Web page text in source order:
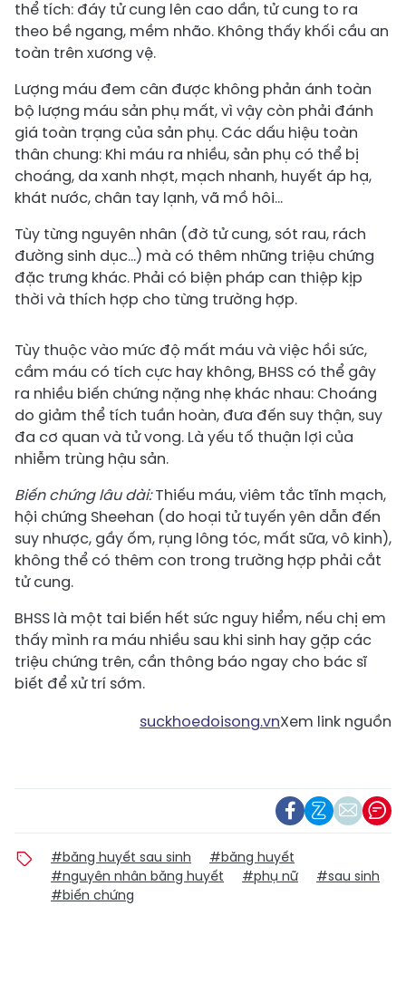
thể tích: đáy tử cung lên cao dần, tử cung to ra
theo bề ngang, mềm nhão. Không thấy khối cầu an
toàn trên xương vệ.
Lượng máu đem cân được không phản ánh toàn
bộ lượng máu sản phụ mất, vì vậy còn phải đánh
giá toàn trạng của sản phụ. Các dấu hiệu toàn
thân chung: Khi máu ra nhiều, sản phụ có thể bị
choáng, da xanh nhợt, mạch nhanh, huyết áp hạ,
khát nước, chân tay lạnh, vã mồ hôi...
Tùy từng nguyên nhân (đờ tử cung, sót rau, rách
đường sinh dục...) mà có thêm những triệu chứng
đặc trưng khác. Phải có biện pháp can thiệp kịp
thời và thích hợp cho từng trường hợp.
Tùy thuộc vào mức độ mất máu và việc hồi sức,
cầm máu có tích cực hay không, BHSS có thể gây
ra nhiều biến chứng nặng nhẹ khác nhau: Choáng
do giảm thể tích tuần hoàn, đưa đến suy thận, suy
đa cơ quan và tử vong. Là yếu tố thuận lợi của
nhiễm trùng hậu sản.
Biến chứng lâu dài:Thiếu máu, viêm tắc tĩnh mạch,
hội chứng Sheehan (do hoại tử tuyến yên dẫn đến
suy nhược, gầy ốm, rụng lông tóc, mất sữa, vô kinh),
không thể có thêm con trong trường hợp phải cắt
tử cung.
BHSS là một tai biến hết sức nguy hiểm, nếu chị em
thấy mình ra máu nhiều sau khi sinh hay gặp các
triệu chứng trên, cần thông báo ngay cho bác sĩ
biết để xử trí sớm.
suckhoedoisong.vnXem link nguồn
#băng huyết sau sinh
#băng huyết
#nguyên nhân băng huyết
#phụ nữ
#sau sinh
#biến chứng